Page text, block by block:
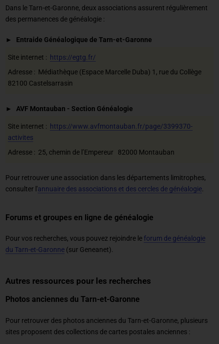
Dans le Tarn-et-Garonne, deux associations assurent régulièrement
des permanences de généalogie :
Entraide Généalogique de Tarn-et-Garonne
Site internet : https://egtg.fr/
Adresse : Médiathèque (Espace Marcelle Duba) 1, rue du Collège
82100 Castelsarrasin
AVF Montauban - Section Généalogie
Site internet : https://www.avfmontauban.fr/page/3399370-
activites
Adresse : 25, chemin de l’Empereur 82000 Montauban
Pour retrouver une association dans les départements limitrophes,
consulter l'annuaire des associations et des cercles de généalogie.
Forums et groupes en ligne de généalogie
Pour vos recherches, vous pouvez rejoindre leforum de généalogie
du Tarn-et-Garonne(sur Geneanet).
Autres ressources pour les recherches
Photos anciennes du Tarn-et-Garonne
Pour retrouver des photos anciennes du Tarn-et-Garonne, plusieurs
sites proposent des collections de cartes postales anciennes :